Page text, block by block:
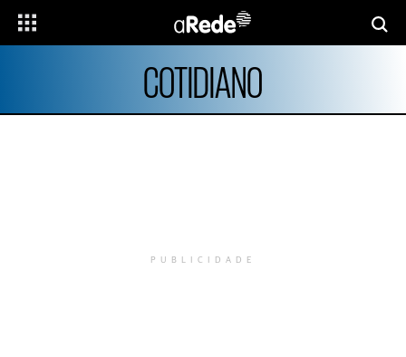
COTIDIANO
PUBLICIDADE